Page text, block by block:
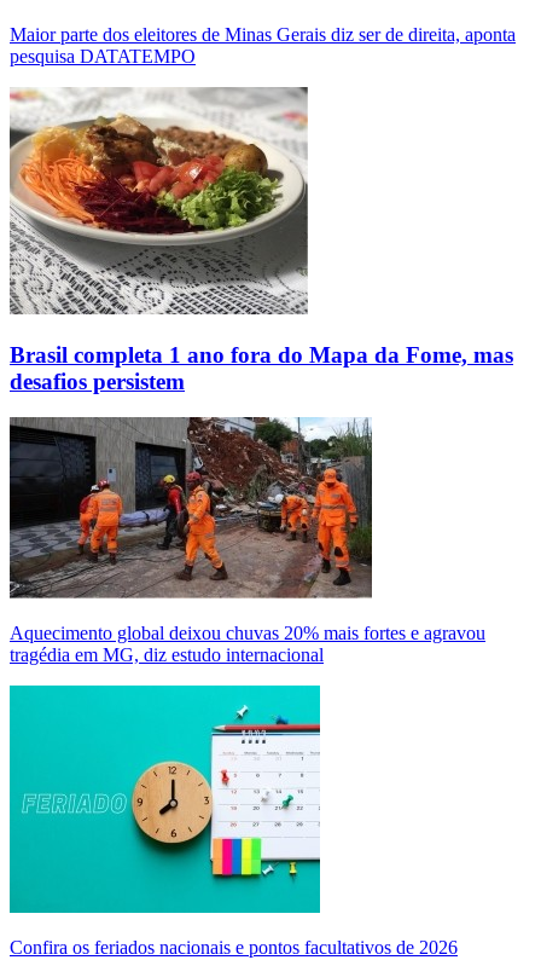
Maior parte dos eleitores de Minas Gerais diz ser de direita, aponta
pesquisa DATATEMPO
Brasil completa 1 ano fora do Mapa da Fome, mas
desafios persistem
Aquecimento global deixou chuvas 20% mais fortes e agravou
tragédia em MG, diz estudo internacional
Confira os feriados nacionais e pontos facultativos de 2026